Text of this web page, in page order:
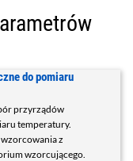
do pomiaru
przyrządów
temperatury.
z
wzorcującego.